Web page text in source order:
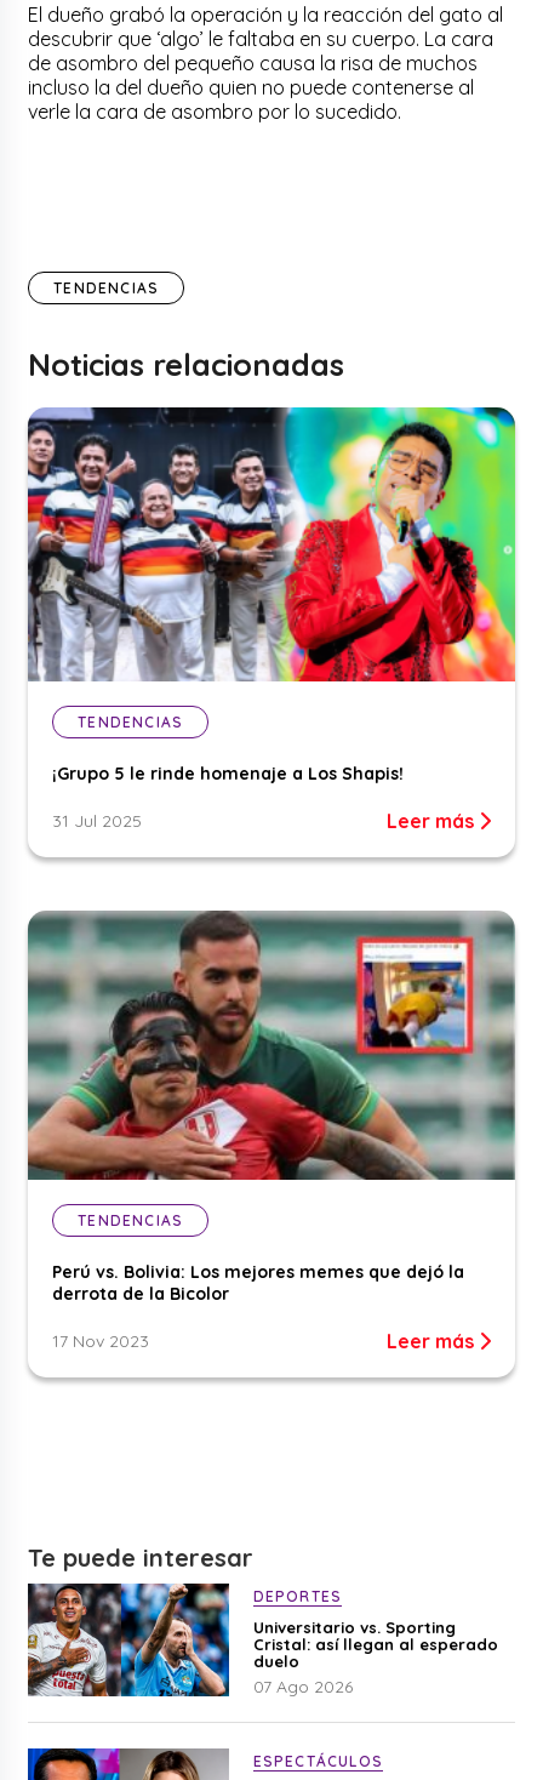
El dueño grabó la operación y la reacción del gato al
descubrir que ‘algo’ le faltaba en su cuerpo. La cara
de asombro del pequeño causa la risa de muchos
incluso la del dueño quien no puede contenerse al
verle la cara de asombro por lo sucedido.
TENDENCIAS
Noticias relacionadas
TENDENCIAS
¡Grupo 5 le rinde homenaje a Los Shapis!
31 Jul 2025 Leer más
TENDENCIAS
Perú vs. Bolivia: Los mejores memes que dejó la
derrota de la Bicolor
17 Nov 2023 Leer más
Te puede interesar
DEPORTES
Universitario vs. Sporting
Cristal: así llegan al esperado
duelo
07 Ago 2026
ESPECTÁCULOS